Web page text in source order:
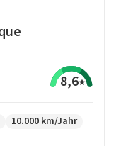
8,6
10.000 km/Jahr